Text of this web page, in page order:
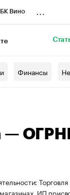
Вино
Финансы
—
ИП